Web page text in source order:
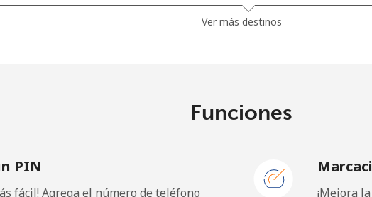
Samoa
Ver más destinos
Funciones
PIN
fácil! Agrega el número de teléfono
¡Mejora